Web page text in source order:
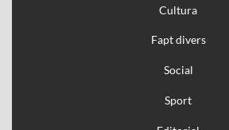
Cultura
Fapt divers
Social
Sport